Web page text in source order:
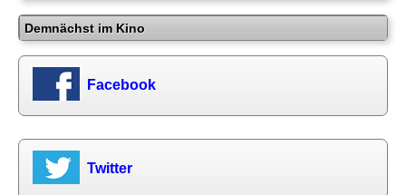
Demnächst im Kino
Facebook
Twitter